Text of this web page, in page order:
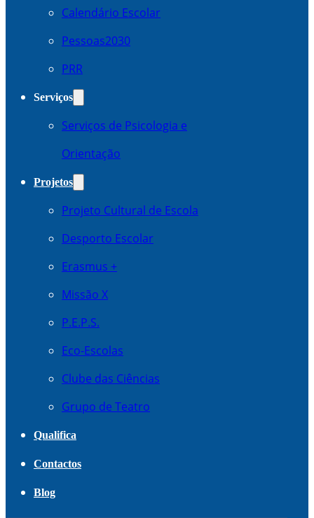
Calendário Escolar
Pessoas2030
PRR
Serviços
Serviços de Psicologia e
Orientação
Projetos
Projeto Cultural de Escola
Desporto Escolar
Erasmus +
Missão X
P.E.P.S.
Eco-Escolas
Clube das Ciências
Grupo de Teatro
Qualifica
Contactos
Blog